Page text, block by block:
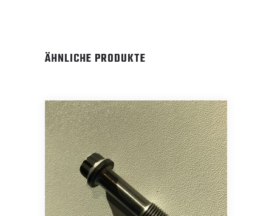
ÄHNLICHE PRODUKTE